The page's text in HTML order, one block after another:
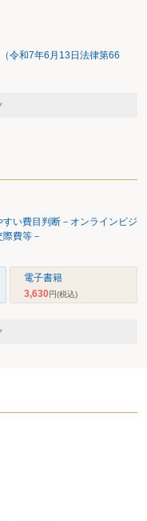
令和7年6月13日法律第66
い費目判断－オンラインビジ
費等－
電子書籍
3,630円(税込)